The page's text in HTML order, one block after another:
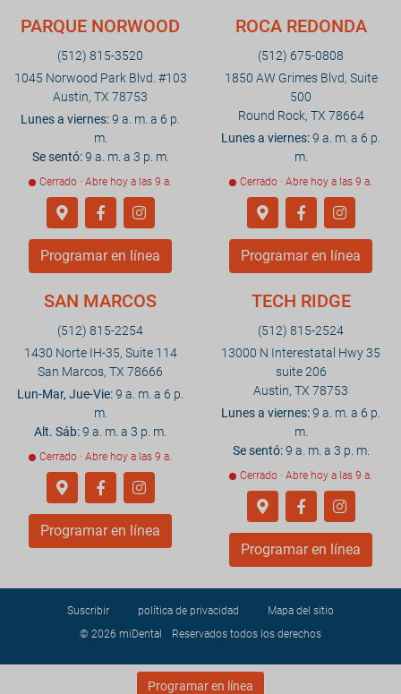
PARQUE NORWOOD
(512) 815-3520
1045 Norwood Park Blvd. #103
Austin, TX 78753
Lunes a viernes:9 a. m. a 6 p.
m.
Se sentó:9 a. m. a 3 p. m.
Cerrado · Abre hoy a las 9 a.
Programar en línea
ROCA REDONDA
(512) 675-0808
1850 AW Grimes Blvd, Suite
500
Round Rock, TX 78664
Lunes a viernes:9 a. m. a 6 p.
m.
Cerrado · Abre hoy a las 9 a.
Programar en línea
SAN MARCOS
(512) 815-2254
1430 Norte IH-35, Suite 114
San Marcos, TX 78666
Lun-Mar, Jue-Vie:9 a. m. a 6 p.
m.
Alt. Sáb:9 a. m. a 3 p. m.
Cerrado · Abre hoy a las 9 a.
Programar en línea
TECH RIDGE
(512) 815-2524
13000 N Interestatal Hwy 35
suite 206
Austin, TX 78753
Lunes a viernes:9 a. m. a 6 p.
m.
Se sentó:9 a. m. a 3 p. m.
Cerrado · Abre hoy a las 9 a.
Programar en línea
© 2026 miDental Reservados todos los derechos
Suscribir política de privacidad Mapa del sitio
Programar en línea